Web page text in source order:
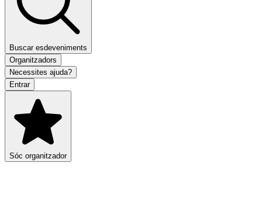
Buscar esdeveniments
Organitzadors
Necessites ajuda?
Entrar
Sóc organitzador